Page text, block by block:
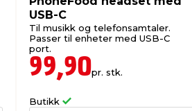
USB-C
Til musikk og telefonsamtaler.
Passer til enheter med USB-C
port.
99,90pr. stk.
Butikk